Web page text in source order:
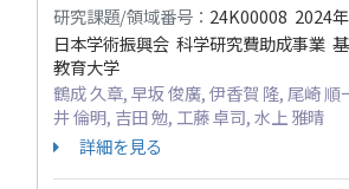
研究課題/領域番号： 24K00008 2024
日本学術振興会 科学研究費助成事業
教育大学
鶴成 久章, 早坂 俊廣, 伊香賀 隆, 尾崎 順
井 倫明, 吉田 勉, 工藤 卓司, 水上 雅晴
詳細を見る